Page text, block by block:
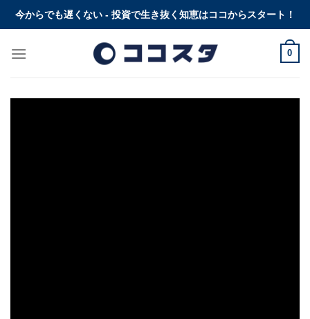
Skip今からでも遅くない - 投資で生き抜く知恵はココからスタート！
0